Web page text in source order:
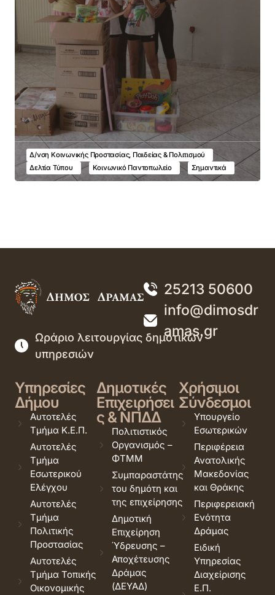
Δ/νση Κοινωνικής Προστασίας, Παιδείας & Πολιτισμού
Δελτία Τύπου
Κοινωνικό Παντοπωλείο Σημαντικά
25213 50600
info@dimosdr
amas.gr
Ωράριο λειτουργίας δημοτικών
υπηρεσιών
Υπηρεσίες
Δήμου
Αυτοτελές
Τμήμα Κ.Ε.Π.
Αυτοτελές
Τμήμα
Εσωτερικού
Ελέγχου
Αυτοτελές
Τμήμα
Πολιτικής
Προστασίας
Αυτοτελές
Τμήμα Τοπικής
Οικονομικής
Δημοτικές
Επιχειρήσει
ς & ΝΠΔΔ
Πολιτιστικός
Οργανισμός –
ΦΤΜΜ
Συμπαραστάτης
του δημότη και
της επιχείρησης
Δημοτική
Επιχείρηση
Ύδρευσης –
Αποχέτευσης
Δράμας
(ΔΕΥΑΔ)
Χρήσιμοι
Σύνδεσμοι
Υπουργείο
Εσωτερικών
Περιφέρεια
Ανατολικής
Μακεδονίας
και Θράκης
Περιφερειακή
Ενότητα
Δράμας
Ειδική
Υπηρεσίας
Διαχείρισης
Ε.Π.